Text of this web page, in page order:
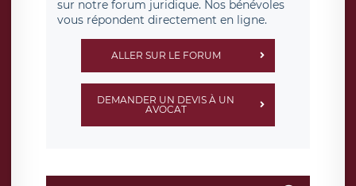
sur notre forum juridique. Nos bénévoles
vous répondent directement en ligne.
ALLER SUR LE FORUM
DEMANDER UN DEVIS À UN
AVOCAT